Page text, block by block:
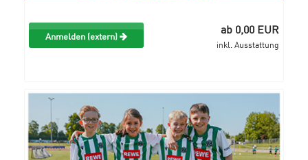
Anmelden (extern) ab 0,00 EUR
inkl. Ausstattung